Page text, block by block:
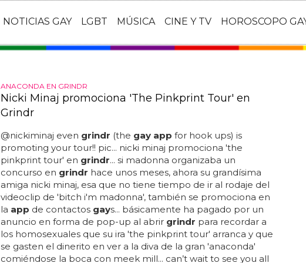
NOTICIAS GAY LGBT MÚSICA CINE Y TV HOROSCOPO
ANACONDA EN GRINDR
Nicki Minaj promociona 'The Pinkprint Tour' en
Grindr
@nickiminaj even grindr (the gay app for hook ups) is
promoting your tour!! pic... nicki minaj promociona 'the
pinkprint tour' en grindr... si madonna organizaba un
concurso en grindr hace unos meses, ahora su grandísima
amiga nicki minaj, esa que no tiene tiempo de ir al rodaje del
videoclip de 'bitch i'm madonna', también se promociona en
la app de contactos gays... básicamente ha pagado por un
anuncio en forma de pop-up al abrir grindr para recordar a
los homosexuales que su ira 'the pinkprint tour' arranca y que
se gasten el dinerito en ver a la diva de la gran 'anaconda'
comiéndose la boca con meek mill... can’t wait to see you all